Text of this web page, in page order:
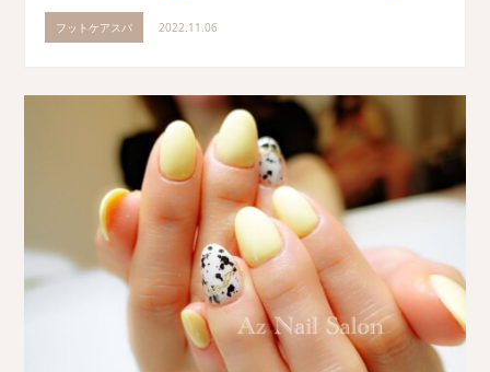
フットケアスパ 2022.11.06